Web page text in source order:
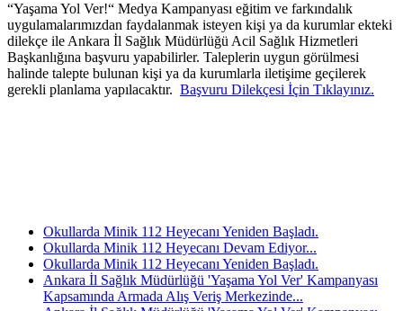
“Yaşama Yol Ver!“ Medya Kampanyası eğitim ve farkındalık
uygulamalarımızdan faydalanmak isteyen kişi ya da kurumlar ekteki
dilekçe ile Ankara İl Sağlık Müdürlüğü Acil Sağlık Hizmetleri
Başkanlığına başvuru yapabilirler. Taleplerin uygun görülmesi
halinde talepte bulunan kişi ya da kurumlarla iletişime geçilerek
gerekli planlama yapılacaktır. Başvuru Dilekçesi İçin Tıklayınız.
Okullarda Minik 112 Heyecanı Yeniden Başladı.
Okullarda Minik 112 Heyecanı Devam Ediyor...
Okullarda Minik 112 Heyecanı Yeniden Başladı.
Ankara İl Sağlık Müdürlüğü 'Yaşama Yol Ver' Kampanyası
Kapsamında Armada Alış Veriş Merkezinde...